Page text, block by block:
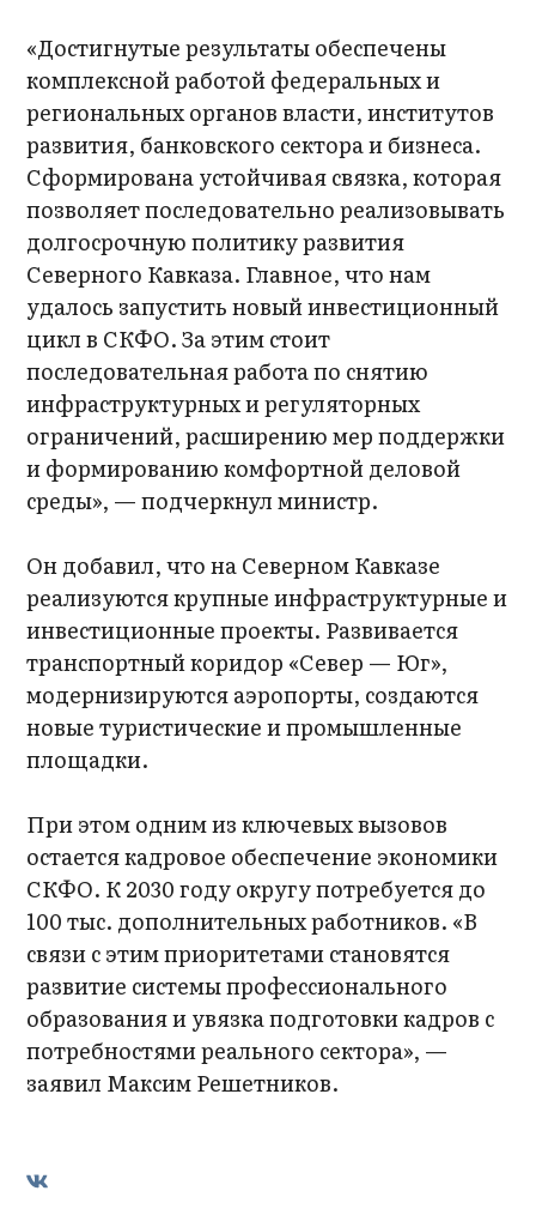
«Достигнутые результаты обеспечены
комплексной работой федеральных и
региональных органов власти, институтов
развития, банковского сектора и бизнеса.
Сформирована устойчивая связка, которая
позволяет последовательно реализовывать
долгосрочную политику развития
Северного Кавказа. Главное, что нам
удалось запустить новый инвестиционный
цикл в СКФО. За этим стоит
последовательная работа по снятию
инфраструктурных и регуляторных
ограничений, расширению мер поддержки
и формированию комфортной деловой
среды», — подчеркнул министр.
Он добавил, что на Северном Кавказе
реализуются крупные инфраструктурные и
инвестиционные проекты. Развивается
транспортный коридор «Север — Юг»,
модернизируются аэропорты, создаются
новые туристические и промышленные
площадки.
При этом одним из ключевых вызовов
остается кадровое обеспечение экономики
СКФО. К 2030 году округу потребуется до
100 тыс. дополнительных работников. «В
связи с этим приоритетами становятся
развитие системы профессионального
образования и увязка подготовки кадров с
потребностями реального сектора», —
заявил Максим Решетников.